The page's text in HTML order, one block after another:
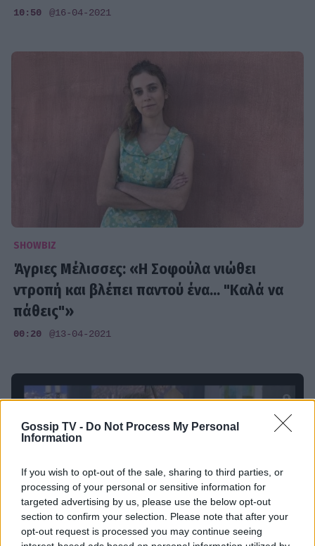
Gossip TV - Do Not Process My Personal
Information
If you wish to opt-out of the sale, sharing to third parties, or
processing of your personal or sensitive information for
targeted advertising by us, please use the below opt-out
section to confirm your selection. Please note that after your
opt-out request is processed you may continue seeing
10:50 @16-04-2021
SHOWBIZ
Άγριες Μέλισσες: «Η Σοφούλα νιώθει
ντροπή και βλέπει παντού ένα... "Καλά να
πάθεις"»
00:20 @13-04-2021